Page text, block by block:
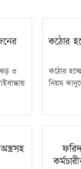
ঝড় ও
কঠোর
কঠোর
নিয়ম